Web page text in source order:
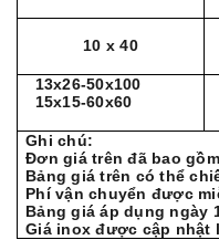
10 x 40
13x26-50x100
15x15-60x60
Ghi chú:
Đơn giá trên đã bao
Bảng giá trên có thể
Phí vận chuyển được
Bảng giá áp dụng ngày
Giá inox được cập